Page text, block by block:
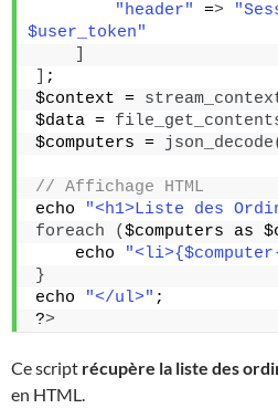
"header"
=>
$user_token"
;
$context =
$data =
$computers = json_decode
// Affichage HTML
echo
"<h1>Liste des
foreach
($computers as
    echo
}
echo
"</ul>" ;
?>
Ce script récupère la liste des
en HTML.